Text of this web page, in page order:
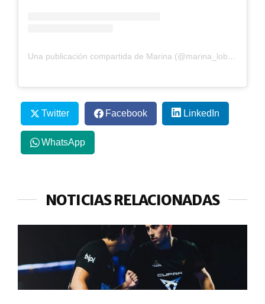
Una publicación compartida de Marina (@marina_loboo)
Twitter Facebook LinkedIn
WhatsApp
NOTICIAS RELACIONADAS